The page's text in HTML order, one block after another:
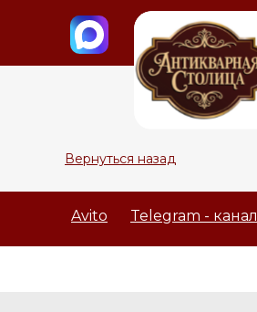
Вернуться назад
Avito Telegram - канал